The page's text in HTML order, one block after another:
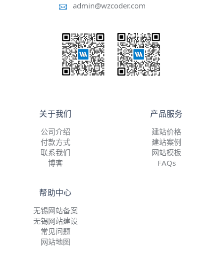
admin@wzcoder.com
关于我们
公司介绍
付款方式
联系我们
博客
产品服务
建站价格
建站案例
网站模板
FAQs
帮助中心
无锡网站备案
无锡网站建设
常见问题
网站地图